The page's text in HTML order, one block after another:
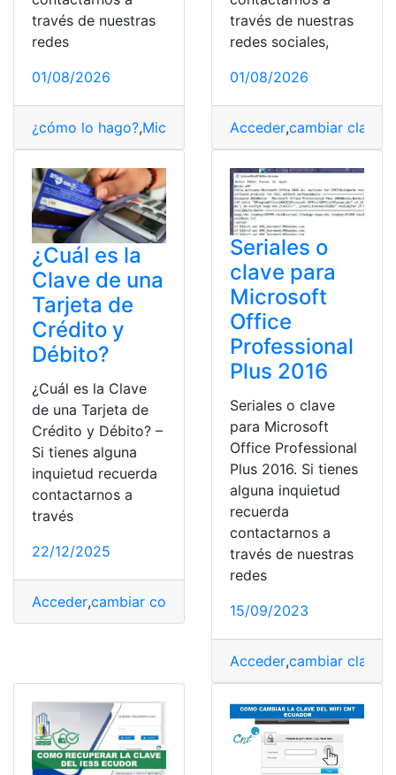
través de nuestras
redes
01/08/2026
¿cómo lo hago?,Microsoft Office,Microsoft Office
través de nuestras
redes sociales,
01/08/2026
Acceder,cambiar clave
¿Cuál es la
Clave de una
Tarjeta de
Crédito y
Débito?
¿Cuál es la Clave
de una Tarjeta de
Crédito y Débito? –
Si tienes alguna
inquietud recuerda
contactarnos a
través
22/12/2025
Acceder,cambiar contraseñas ,Consulta,Crédito
Seriales o
clave para
Microsoft
Office
Professional
Plus 2016
Seriales o clave
para Microsoft
Office Professional
Plus 2016. Si tienes
alguna inquietud
recuerda
contactarnos a
través de nuestras
redes
15/09/2023
Acceder,cambiar clave